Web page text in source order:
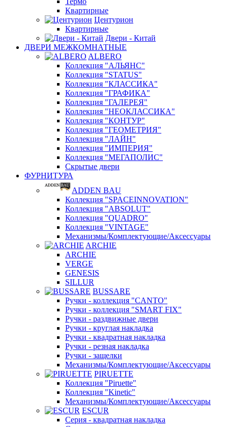
Квартирные
Центурион
Квартирные
Двери - Китай
ДВЕРИ МЕЖКОМНАТНЫЕ
ALBERO
Коллекция "АЛЬЯНС"
Коллекция "STATUS"
Коллекция "КЛАССИКА"
Коллекция "ГРАФИКА"
Коллекция "ГАЛЕРЕЯ"
Коллекция "НЕОКЛАССИКА"
Коллекция "КОНТУР"
Коллекция "ГЕОМЕТРИЯ"
Коллекция "ЛАЙН"
Коллекция "ИМПЕРИЯ"
Коллекция "МЕГАПОЛИС"
Скрытые двери
ФУРНИТУРА
ADDEN BAU
Коллекция "SPACEINNOVATION"
Коллекция "ABSOLUT"
Коллекция "QUADRO"
Коллекция "VINTAGE"
Механизмы/Комплектующие/Аксессуары
ARCHIE
ARCHIE
VERGE
GENESIS
SILLUR
BUSSARE
Ручки - коллекция "CANTO"
Ручки - коллекция "SMART FIX"
Ручки - раздвижные двери
Ручки - круглая накладка
Ручки - квадратная накладка
Ручки - резная накладка
Ручки - защелки
Механизмы/Комплектующие/Аксессуары
PIRUETTE
Коллекция "Piruette"
Коллекция "Kinetic"
Механизмы/Комплектующие/Аксессуары
ESCUR
Серия - квадратная накладка